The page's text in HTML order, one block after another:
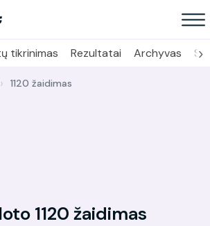
tikrinimas Rezultatai Archyvas ›
1120 žaidimas
1120 žaidimas